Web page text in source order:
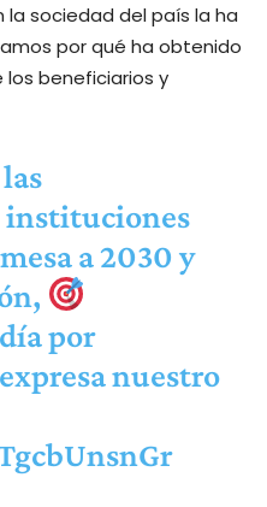
sociedad del país la ha
por qué ha obtenido
beneficiarios y
instituciones
a 2030 y
por
nuestro